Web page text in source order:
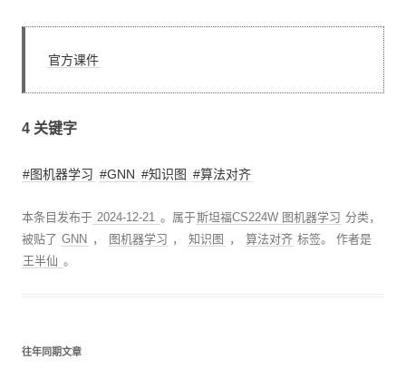
官方课件
4 关键字
#图机器学习 #GNN #知识图 #算法对齐
本条目发布于 2024-12-21 。属于斯坦福CS224W 图机器学习 分类，
被贴了 GNN ， 图机器学习 ， 知识图 ， 算法对齐 标签。作者是
王半仙 。
往年同期文章